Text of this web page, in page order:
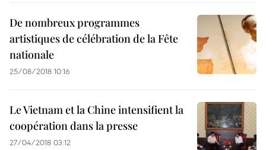
De nombreux programmes
artistiques de célébration de la Fête
nationale
25/08/2018 10:16
Le Vietnam et la Chine intensifient la
coopération dans la presse
27/04/2018 03:12